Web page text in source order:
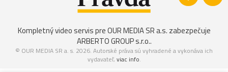
Kompletný video servis pre OUR MEDIA SR a.s. zabezpečuje
ARBERTO GROUP s.r.o..
© OUR MEDIA SR a. s. 2026. Autorské práva sú vyhradené a vykonáva ich
vydavateľ, viac info.